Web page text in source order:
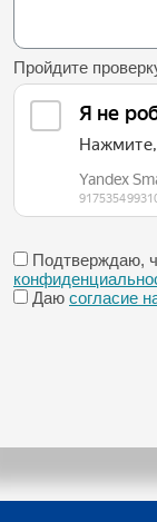
Пройдите
Подтверждаю,
Даю согласие